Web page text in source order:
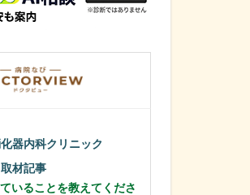
器内科クリニック
取材記事
いることを教えてくださ